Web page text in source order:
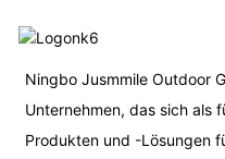
Ningbo Jusmmile Outdoor
Unternehmen, das sich als
Produkten und -Lösungen